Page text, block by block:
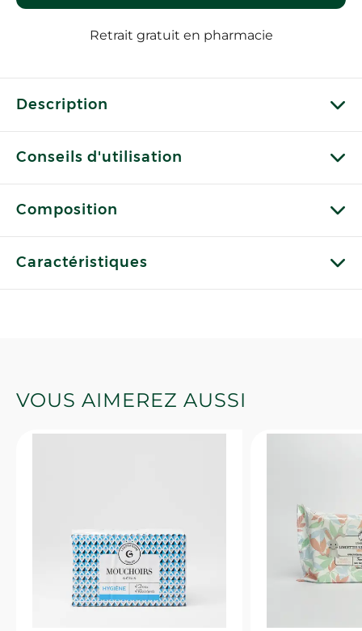
Retrait gratuit en pharmacie
Description
Conseils d'utilisation
Composition
Caractéristiques
VOUS AIMEREZ AUSSI